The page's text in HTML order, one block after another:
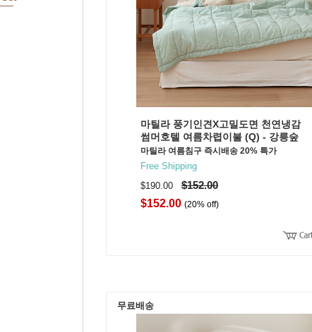
마틸라 풍기인견X고밀도면 천연냉감
썸머호텔 여름차렵이불 (Q) - 강릉숲
마틸라 여름침구 즉시배송 20% 특가
Free Shipping
$190.00$152.00
$152.00 (20% off)
무료배송